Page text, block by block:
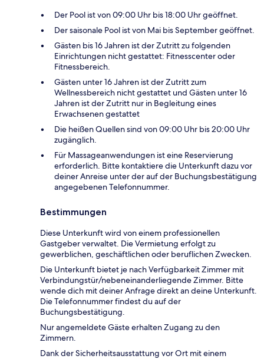
Der Pool ist von 09:00 Uhr bis 18:00 Uhr geöffnet.
Der saisonale Pool ist von Mai bis September geöffnet.
Gästen bis 16 Jahren ist der Zutritt zu folgenden
Einrichtungen nicht gestattet: Fitnesscenter oder
Fitnessbereich.
Gästen unter 16 Jahren ist der Zutritt zum
Wellnessbereich nicht gestattet und Gästen unter 16
Jahren ist der Zutritt nur in Begleitung eines
Erwachsenen gestattet
Die heißen Quellen sind von 09:00 Uhr bis 20:00 Uhr
zugänglich.
Für Massageanwendungen ist eine Reservierung
erforderlich. Bitte kontaktiere die Unterkunft dazu vor
deiner Anreise unter der auf der Buchungsbestätigung
angegebenen Telefonnummer.
Bestimmungen
Diese Unterkunft wird von einem professionellen
Gastgeber verwaltet. Die Vermietung erfolgt zu
gewerblichen, geschäftlichen oder beruflichen Zwecken.
Die Unterkunft bietet je nach Verfügbarkeit Zimmer mit
Verbindungstür/nebeneinanderliegende Zimmer. Bitte
wende dich mit deiner Anfrage direkt an deine Unterkunft.
Die Telefonnummer findest du auf der
Buchungsbestätigung.
Nur angemeldete Gäste erhalten Zugang zu den
Zimmern.
Dank der Sicherheitsausstattung vor Ort mit einem